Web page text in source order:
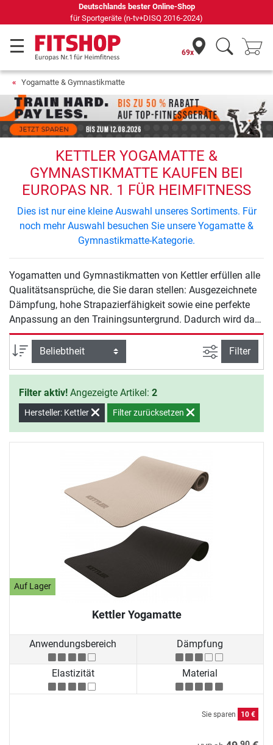
Deutschlands bester Online-Shop
für Sportgeräte (n-tv+DISQ 2016-2024)
69x
Yogamatte & Gymnastikmatte
KETTLER YOGAMATTE &
GYMNASTIKMATTE KAUFEN BEI
EUROPAS NR. 1 FÜR HEIMFITNESS
Dies ist nur eine kleine Auswahl unseres Sortiments. Für
noch mehr Auswahl besuchen Sie unsere Yogamatte &
Gymnastikmatte-Kategorie.
Yogamatten und Gymnastikmatten von Kettler erfüllen alle
Qualitätsansprüche, die Sie daran stellen: Ausgezeichnete
Dämpfung, hohe Strapazierfähigkeit sowie eine perfekte
Anpassung an den Trainingsuntergrund. Dadurch wird das
Workout besonders komfortabel und macht auch
langfristig mehr Spaß. Nutzen Sie Yogamatten und
Gymnastikmatten von Kettler für Ihr nächstes Krafttraining,
funktionelle Übungen, Ausdauereinheiten, Yogastunden
u.v.m.
Sortierung Ansicht
Filter
Filter aktiv! Angezeigte Artikel: 2
Hersteller: Kettler Filter zurücksetzen
Auf Lager
Kettler Yogamatte
Anwendungsbereich Dämpfung
Elastizität Material
Sie sparen 10 €